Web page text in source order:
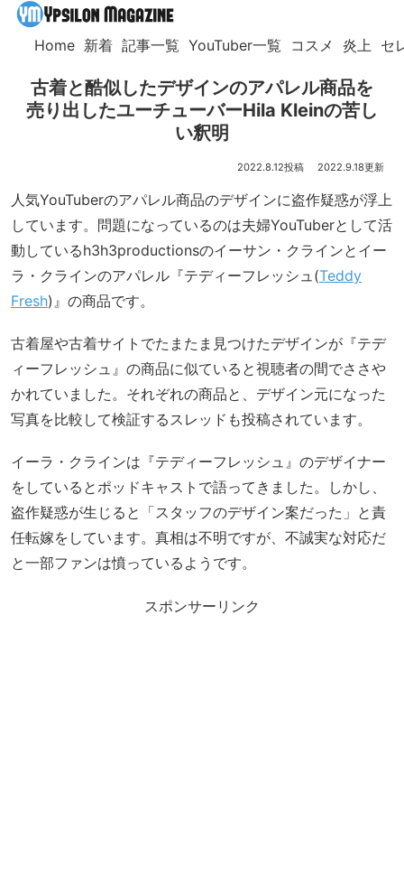
Home 新着 記事一覧 YouTuber一覧 コスメ 炎上 セ
古着と酷似したデザインのアパレル商品を
売り出したユーチューバーHila Kleinの苦し
い釈明
2022.8.12 2022.9.18
人気YouTuberのアパレル商品のデザインに盗作疑惑が浮上
しています。問題になっているのは夫婦YouTuberとして活
動しているh3h3productionsのイーサン・クラインとイー
ラ・クラインのアパレル『テディーフレッシュ(Teddy
Fresh)』の商品です。
古着屋や古着サイトでたまたま見つけたデザインが『テデ
ィーフレッシュ』の商品に似ていると視聴者の間でささや
かれていました。それぞれの商品と、デザイン元になった
写真を比較して検証するスレッドも投稿されています。
イーラ・クラインは『テディーフレッシュ』のデザイナー
をしているとポッドキャストで語ってきました。しかし、
盗作疑惑が生じると「スタッフのデザイン案だった」と責
任転嫁をしています。真相は不明ですが、不誠実な対応だ
と一部ファンは憤っているようです。
スポンサーリンク